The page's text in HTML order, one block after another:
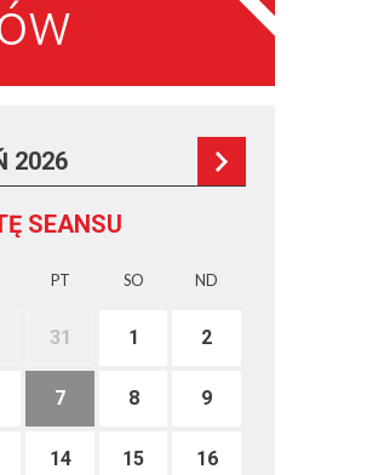
2026
SEANSU
PT SO ND
31 1 2
7 8 9
14 15 16